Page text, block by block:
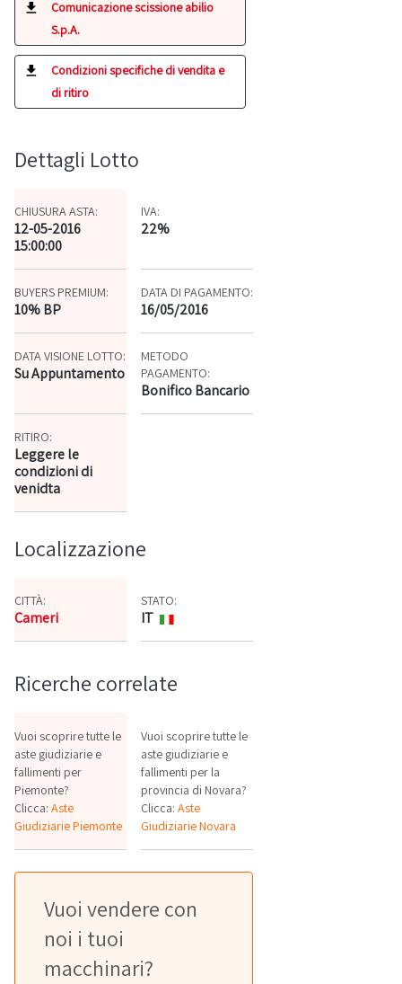
Comunicazione scissione abilio
S.p.A.
Condizioni specifiche di vendita e
di ritiro
Dettagli Lotto
CHIUSURA ASTA:
12-05-2016
15:00:00
IVA:
22%
BUYERS PREMIUM:
10% BP
DATA DI PAGAMENTO:
16/05/2016
DATA VISIONE LOTTO:
Su Appuntamento
METODO
PAGAMENTO:
Bonifico Bancario
RITIRO:
Leggere le
condizioni di
venidta
Localizzazione
CITTÀ:
Cameri Mappa
STATO:
IT
Ricerche correlate
Vuoi scoprire tutte le
aste giudiziarie e
fallimenti per
Piemonte?
Clicca: Aste
Giudiziarie Piemonte
Vuoi scoprire tutte le
aste giudiziarie e
fallimenti per la
provincia di Novara?
Clicca:Aste
Giudiziarie Novara
Vuoi vendere con
noi i tuoi
macchinari?